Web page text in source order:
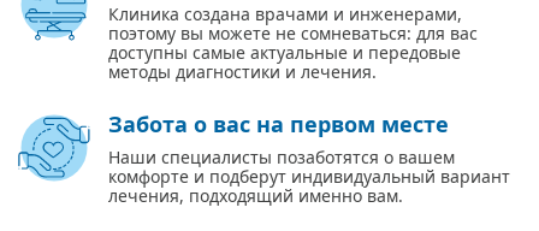
Клиника создана врачами и инженерами,
поэтому вы можете не сомневаться: для вас
доступны самые актуальные и передовые
методы диагностики и лечения.
Забота о вас на первом месте
Наши специалисты позаботятся о вашем
комфорте и подберут индивидуальный вариант
лечения, подходящий именно вам.